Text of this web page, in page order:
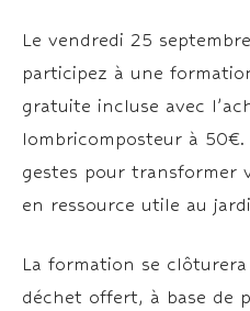
Le vendredi 25
participez à une
gratuite incluse avec
lombricomposteur à
gestes pour transformer
en ressource utile au
La formation se
déchet offert, à base de